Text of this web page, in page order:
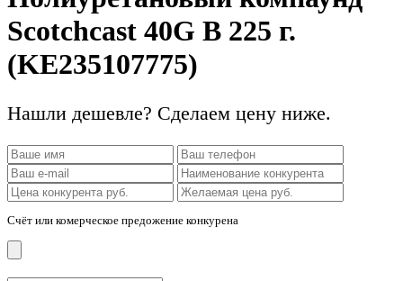
Scotchcast 40G B 225 г.
(KE235107775)
Нашли дешевле? Сделаем цену ниже.
Счёт или комерческое предожение конкурена